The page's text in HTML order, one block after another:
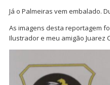
Já o Palmeiras vem embalado.
As imagens desta reportagem
Ilustrador e meu amigão Juarez